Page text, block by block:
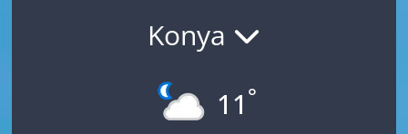
Konya
11 °
HABERDE İNSAN
KÜLTÜR SANAT